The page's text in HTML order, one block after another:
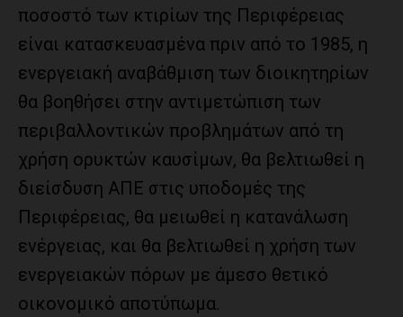
ποσοστό των κτιρίων της Περιφέρειας
είναι κατασκευασμένα πριν από το 1985, η
ενεργειακή αναβάθμιση των διοικητηρίων
θα βοηθήσει στην αντιμετώπιση των
περιβαλλοντικών προβλημάτων από τη
χρήση ορυκτών καυσίμων, θα βελτιωθεί η
διείσδυση ΑΠΕ στις υποδομές της
Περιφέρειας, θα μειωθεί η κατανάλωση
ενέργειας, και θα βελτιωθεί η χρήση των
ενεργειακών πόρων με άμεσο θετικό
οικονομικό αποτύπωμα.